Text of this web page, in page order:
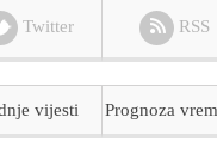
Twitter RSS
vijesti Prognoza